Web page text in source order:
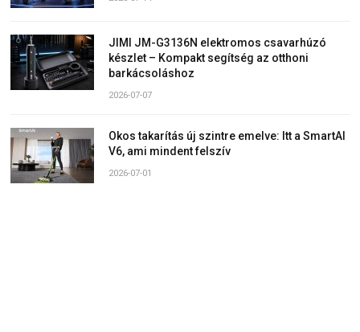
JIMI JM-G3136N elektromos csavarhúzó
készlet – Kompakt segítség az otthoni
barkácsoláshoz
2026-07-07
Okos takarítás új szintre emelve: Itt a SmartAI
V6, ami mindent felszív
2026-07-01